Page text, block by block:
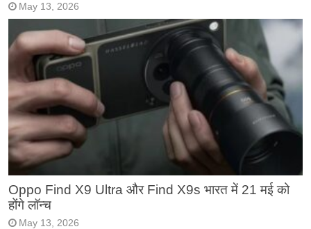
May 13, 2026
Oppo Find X9 Ultra और Find X9s भारत में 21 मई को
होंगे लॉन्च
May 13, 2026